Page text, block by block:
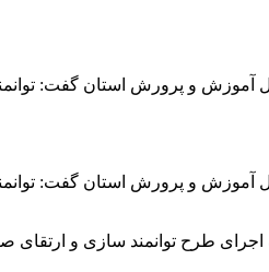
آموزش و پرورش استان گفت:
آموزش و پرورش استان گفت:
اجرای طرح توانمند سازی و